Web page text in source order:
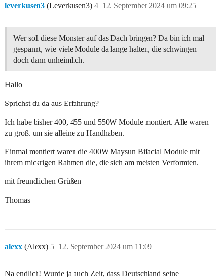
leverkusen3 (Leverkusen3) 12. September 2024 um 09:25
4
Wer soll diese Monster auf das Dach bringen? Da bin ich mal
gespannt, wie viele Module da lange halten, die schwingen
doch dann unheimlich.
Hallo
Sprichst du da aus Erfahrung?
Ich habe bisher 400, 455 und 550W Module montiert. Alle waren
zu groß. um sie alleine zu Handhaben.
Einmal montiert waren die 400W Maysun Bifacial Module mit
ihrem mickrigen Rahmen die, die sich am meisten Verformten.
mit freundlichen Grüßen
Thomas
alexx (Alexx) 12. September 2024 um 11:09
5
Na endlich! Wurde ja auch Zeit, dass Deutschland seine